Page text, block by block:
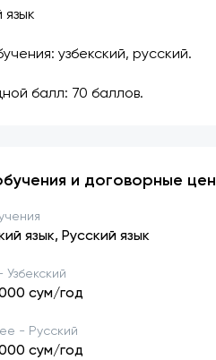
язык
узбекский, русский.
балл: 70 баллов.
и договорные
язык, Русский язык
сум/год
- Русский
сум/год